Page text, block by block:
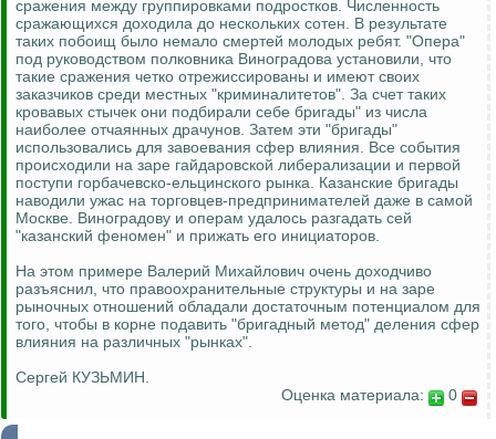
сражения между группировками подростков. Численность
сражающихся доходила до нескольких сотен. В результате
таких побоищ было немало смертей молодых ребят. "Опера"
под руководством полковника Виноградова установили, что
такие сражения четко отрежиссированы и имеют своих
заказчиков среди местных "криминалитетов". За счет таких
кровавых стычек они подбирали себе бригады" из числа
наиболее отчаянных драчунов. Затем эти "бригады"
использовались для завоевания сфер влияния. Все события
происходили на заре гайдаровской либерализации и первой
поступи горбачевско-ельцинского рынка. Казанские бригады
наводили ужас на торговцев-предпринимателей даже в самой
Москве. Виноградову и операм удалось разгадать сей
"казанский феномен" и прижать его инициаторов.
На этом примере Валерий Михайлович очень доходчиво
разъяснил, что правоохранительные структуры и на заре
рыночных отношений обладали достаточным потенциалом для
того, чтобы в корне подавить "бригадный метод" деления сфер
влияния на различных "рынках".
Сергей КУЗЬМИН.
Оценка материала:
0